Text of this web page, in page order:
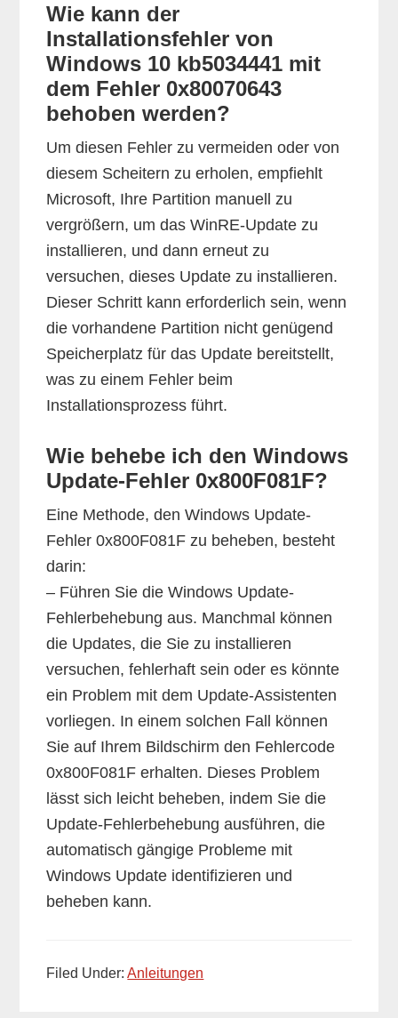
Wie kann der
Installationsfehler von
Windows 10 kb5034441 mit
dem Fehler 0x80070643
behoben werden?
Um diesen Fehler zu vermeiden oder von
diesem Scheitern zu erholen, empfiehlt
Microsoft, Ihre Partition manuell zu
vergrößern, um das WinRE-Update zu
installieren, und dann erneut zu
versuchen, dieses Update zu installieren.
Dieser Schritt kann erforderlich sein, wenn
die vorhandene Partition nicht genügend
Speicherplatz für das Update bereitstellt,
was zu einem Fehler beim
Installationsprozess führt.
Wie behebe ich den Windows
Update-Fehler 0x800F081F?
Eine Methode, den Windows Update-
Fehler 0x800F081F zu beheben, besteht
darin:
– Führen Sie die Windows Update-
Fehlerbehebung aus. Manchmal können
die Updates, die Sie zu installieren
versuchen, fehlerhaft sein oder es könnte
ein Problem mit dem Update-Assistenten
vorliegen. In einem solchen Fall können
Sie auf Ihrem Bildschirm den Fehlercode
0x800F081F erhalten. Dieses Problem
lässt sich leicht beheben, indem Sie die
Update-Fehlerbehebung ausführen, die
automatisch gängige Probleme mit
Windows Update identifizieren und
beheben kann.
Filed Under:Anleitungen